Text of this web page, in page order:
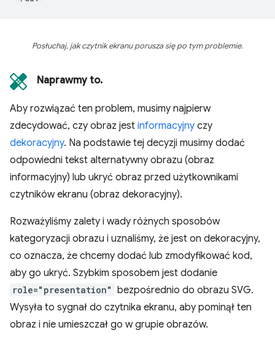
Posłuchaj, jak czytnik ekranu porusza się po tym problemie.
Naprawmy to.
Aby rozwiązać ten problem, musimy najpierw
zdecydować, czy obraz jest informacyjny czy
dekoracyjny. Na podstawie tej decyzji musimy dodać
odpowiedni tekst alternatywny obrazu (obraz
informacyjny) lub ukryć obraz przed użytkownikami
czytników ekranu (obraz dekoracyjny).
Rozważyliśmy zalety i wady różnych sposobów
kategoryzacji obrazu i uznaliśmy, że jest on dekoracyjny,
co oznacza, że chcemy dodać lub zmodyfikować kod,
aby go ukryć. Szybkim sposobem jest dodanie
role="presentation" bezpośrednio do obrazu SVG.
Wysyła to sygnał do czytnika ekranu, aby pominął ten
obraz i nie umieszczał go w grupie obrazów.